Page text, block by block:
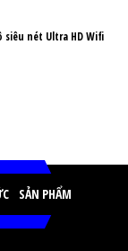
siêu nét Ultra HD Wifi
SẢN PHẨM